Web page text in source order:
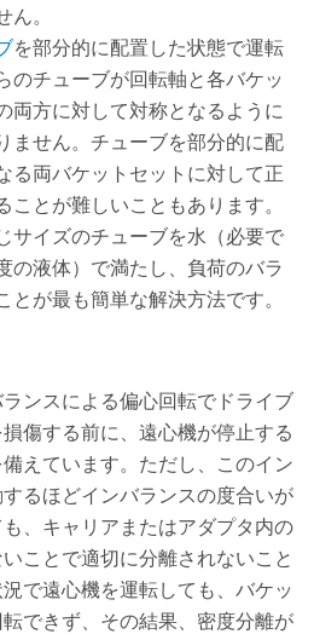
ん。
を部分的に配置した状態で運転
のチューブが回転軸と各バケッ
両方に対して対称となるように
ません。チューブを部分的に配
る両バケットセットに対して正
ことが難しいこともあります。
サイズのチューブを水（必要で
の液体）で満たし、負荷のバラ
とが最も簡単な解決方法です。
ンスによる偏心回転でドライブ
傷する前に、遠心機が停止する
えています。ただし、このイン
るほどインバランスの度合いが
、キャリアまたはアダプタ内の
ことで適切に分離されないこと
で遠心機を運転しても、バケッ
できず、その結果、密度分離が